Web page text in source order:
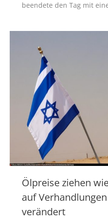
beendete den Tag mit
Ölpreise ziehen
auf
verändert